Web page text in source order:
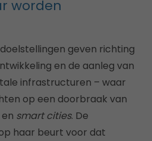
worden
geven richting
en de aanleg van
infrastructuren – waar
op een doorbraak van
smart cities. De
haar beurt voor dat